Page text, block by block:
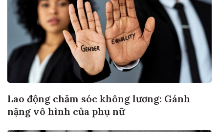
Lao động chăm sóc không lương: Gánh
nặng vô hình của phụ nữ